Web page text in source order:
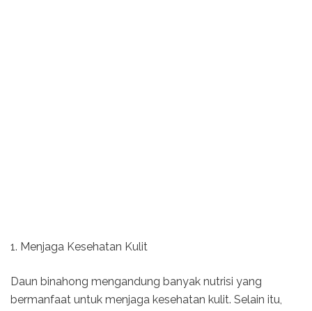
1. Menjaga Kesehatan Kulit
Daun binahong mengandung banyak nutrisi yang
bermanfaat untuk menjaga kesehatan kulit. Selain itu,